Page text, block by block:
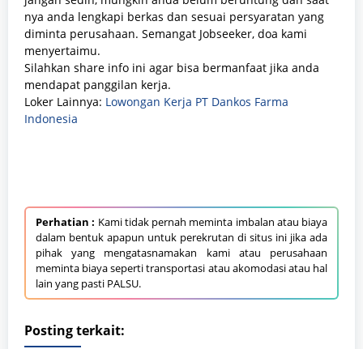
nya anda lengkapi berkas dan sesuai persyaratan yang
diminta perusahaan. Semangat Jobseeker, doa kami
menyertaimu.
Silahkan share info ini agar bisa bermanfaat jika anda
mendapat panggilan kerja.
Loker Lainnya: Lowongan Kerja PT Dankos Farma
Indonesia
Perhatian : Kami tidak pernah meminta imbalan atau biaya
dalam bentuk apapun untuk perekrutan di situs ini jika ada
pihak yang mengatasnamakan kami atau perusahaan
meminta biaya seperti transportasi atau akomodasi atau hal
lain yang pasti PALSU.
Posting terkait: